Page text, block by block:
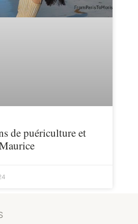
de puériculture et